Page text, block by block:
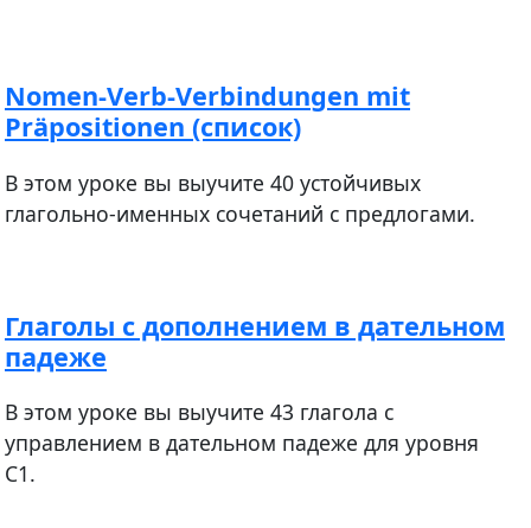
Nomen-Verb-Verbindungen mit
Präpositionen (список)
В этом уроке вы выучите 40 устойчивых
глагольно-именных сочетаний с предлогами.
Глаголы с дополнением в дательном
падеже
В этом уроке вы выучите 43 глагола с
управлением в дательном падеже для уровня
С1.